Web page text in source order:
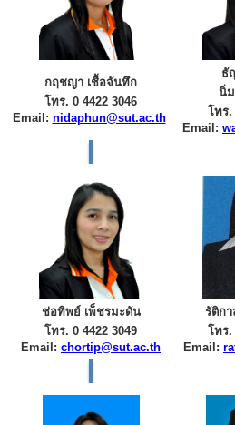
กฤชญา เชื้อจันทึก
โทร. 0 4422 3046
Email: nidaphun@sut.ac.th
ธั
นิ่
โทร.
Email:
ช่อทิพย์ เพ็ชรมะดัน
โทร. 0 4422 3049
Email: chortip@sut.ac.th
รัติก
โทร.
Email: